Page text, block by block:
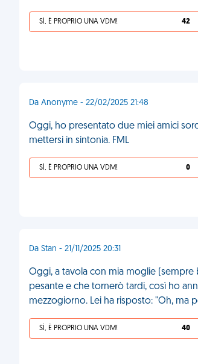
SÌ, È PROPRIO UNA VDM! 42
Da Anonyme - 22/02/2025 21:48
Oggi, ho presentato due miei amici
mettersi in sintonia. FML
SÌ, È PROPRIO UNA VDM! 0
Da Stan - 21/11/2025 20:31
Oggi, a tavola con mia moglie
pesante e che tornerò tardi, così ho
mezzogiorno. Lei ha risposto: "Oh, ma
SÌ, È PROPRIO UNA VDM! 40